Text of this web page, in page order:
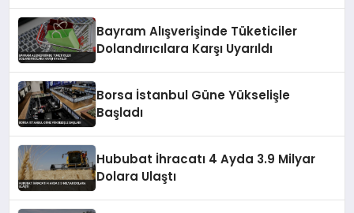
Bayram Alışverişinde Tüketiciler
Dolandırıcılara Karşı Uyarıldı
Borsa İstanbul Güne Yükselişle
Başladı
Hububat İhracatı 4 Ayda 3.9 Milyar
Dolara Ulaştı